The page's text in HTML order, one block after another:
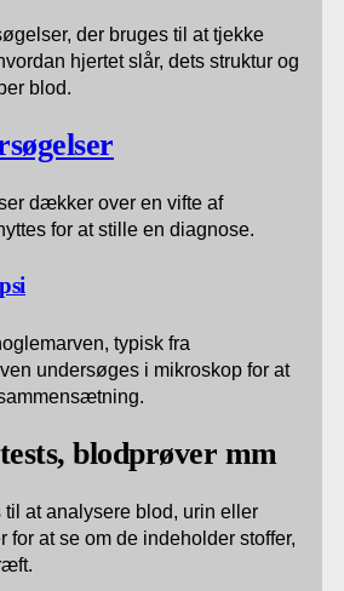
der bruges til at tjekke
hjertet slår, dets struktur og
blod.
dækker over en vifte af
for at stille en diagnose.
typisk fra
undersøges i mikroskop for at
blodprøver mm
til at analysere blod, urin eller
at se om de indeholder stoffer,